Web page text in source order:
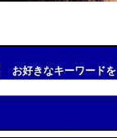
お好きなキーワード